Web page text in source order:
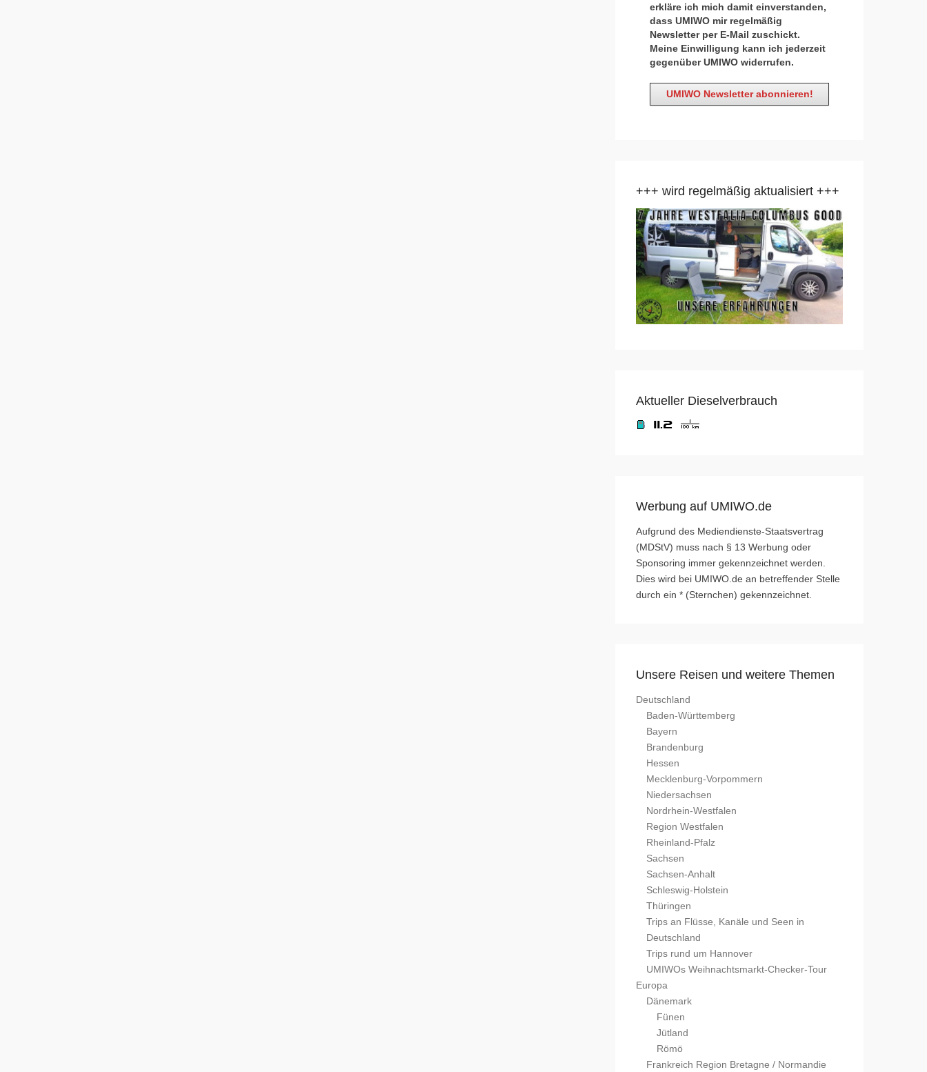
erkläre ich mich damit einverstanden,
dass UMIWO mir regelmäßig
Newsletter per E-Mail zuschickt.
Meine Einwilligung kann ich jederzeit
gegenüber UMIWO widerrufen.
+++ wird regelmäßig aktualisiert +++
Aktueller Dieselverbrauch
Werbung auf UMIWO.de
Aufgrund des Mediendienste-Staatsvertrag
(MDStV) muss nach § 13 Werbung oder
Sponsoring immer gekennzeichnet werden.
Dies wird bei UMIWO.de an betreffender Stelle
durch ein * (Sternchen) gekennzeichnet.
Unsere Reisen und weitere Themen
Deutschland
Baden-Württemberg
Bayern
Brandenburg
Hessen
Mecklenburg-Vorpommern
Niedersachsen
Nordrhein-Westfalen
Region Westfalen
Rheinland-Pfalz
Sachsen
Sachsen-Anhalt
Schleswig-Holstein
Thüringen
Trips an Flüsse, Kanäle und Seen in
Deutschland
Trips rund um Hannover
UMIWOs Weihnachtsmarkt-Checker-Tour
Europa
Dänemark
Fünen
Jütland
Römö
Frankreich Region Bretagne / Normandie